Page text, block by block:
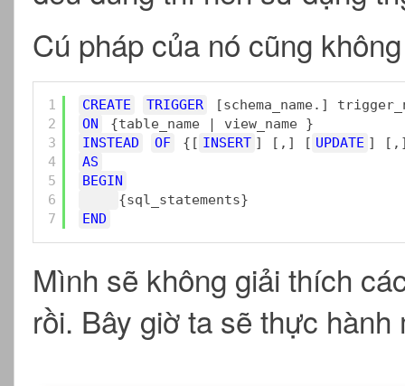
Cú pháp của nó cũng
1
2
3
4
5
6
7
CREATE TRIGGER
[schema_name.]
ON
{table_name | view_name }
INSTEAD
OF {[ INSERT ] [,] [ UPDATE ]
AS
BEGIN
{sql_statements}
END
Mình sẽ không giải thích
rồi. Bây giờ ta sẽ thực